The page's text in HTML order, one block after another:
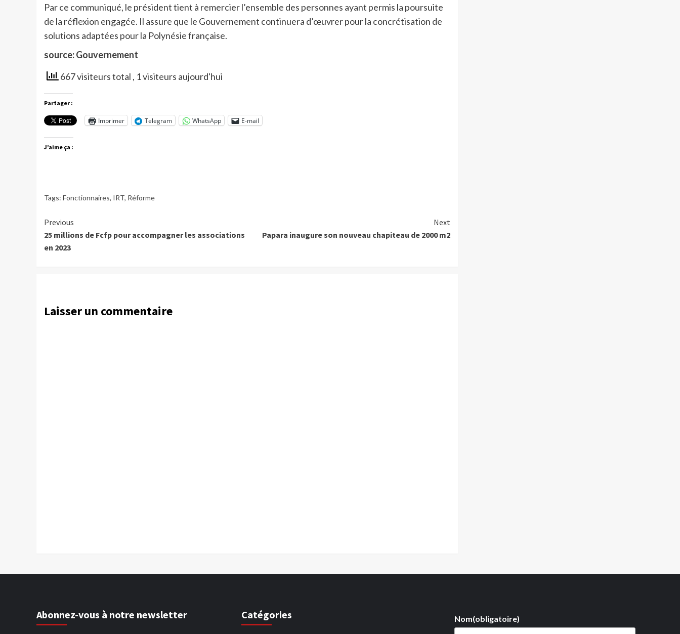
Par ce communiqué, le président tient à remercier l’ensemble des personnes ayant permis la poursuite
de la réflexion engagée. Il assure que le Gouvernement continuera d’œuvrer pour la concrétisation de
solutions adaptées pour la Polynésie française.
source: Gouvernement
667 visiteurs total , 1 visiteurs aujourd'hui
Partager :
Imprimer Telegram WhatsApp E-mail
J’aime ça :
Tags: Fonctionnaires, IRT, Réforme
Continue
Reading
Previous
25 millions de Fcfp pour accompagner les associations
en 2023
Next
Papara inaugure son nouveau chapiteau de 2000 m2
Laisser un commentaire
Abonnez-vous à notre newsletter Catégories Nom(obligatoire)